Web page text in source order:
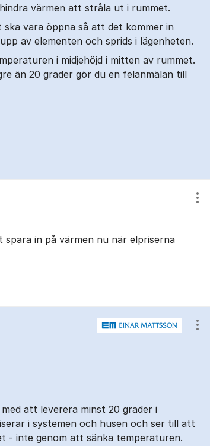
värmen att stråla ut i rummet.
vara öppna så att det kommer in
av elementen och sprids i lägenheten.
i midjehöjd i mitten av rummet.
än 20 grader gör du en felanmälan till
in på värmen nu när elpriserna
att leverera minst 20 grader i
i systemen och husen och ser till att
- inte genom att sänka temperaturen.